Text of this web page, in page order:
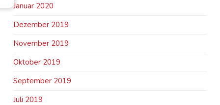
Januar 2020
Dezember 2019
November 2019
Oktober 2019
September 2019
Juli 2019